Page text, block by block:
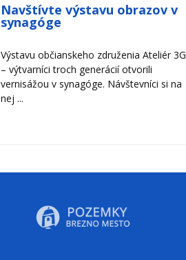
Navštívte výstavu obrazov v
synagóge
Výstavu občianskeho združenia Ateliér 3G
– výtvarníci troch generácií otvorili
vernisážou v synagóge. Návštevníci si na
nej ...